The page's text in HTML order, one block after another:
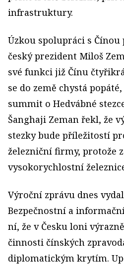
infrastruktury.
Úzkou spolupráci s
český prezident Miloš
své funkci již Čínu
se do země chystá
summit o Hedvábné
Šanghaji Zeman řekl, že
stezky bude příležitostí
železniční firmy, protože
vysokorychlostní
Výroční zprávu dnes
Bezpečnostní a
ní, že v Česku loni
činnosti čínských
diplomatickým krytím.